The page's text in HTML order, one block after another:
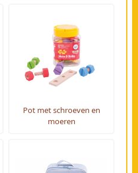
Pot met schroeven en
moeren